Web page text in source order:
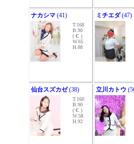
ナカシマ (41)
T.168
B.90
( C )
W.65
H.88
ミチエダ(47)
仙台スズカゼ(38)
T.160
B.90
( C )
W.58
H.92
立川カトウ